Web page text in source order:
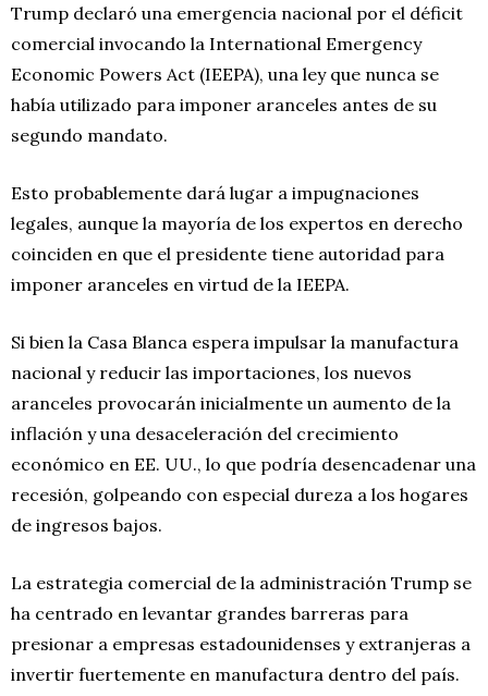
Trump declaró una emergencia nacional por el déficit
comercial invocando la International Emergency
Economic Powers Act (IEEPA), una ley que nunca se
había utilizado para imponer aranceles antes de su
segundo mandato.
Esto probablemente dará lugar a impugnaciones
legales, aunque la mayoría de los expertos en derecho
coinciden en que el presidente tiene autoridad para
imponer aranceles en virtud de la IEEPA.
Si bien la Casa Blanca espera impulsar la manufactura
nacional y reducir las importaciones, los nuevos
aranceles provocarán inicialmente un aumento de la
inflación y una desaceleración del crecimiento
económico en EE. UU., lo que podría desencadenar una
recesión, golpeando con especial dureza a los hogares
de ingresos bajos.
La estrategia comercial de la administración Trump se
ha centrado en levantar grandes barreras para
presionar a empresas estadounidenses y extranjeras a
invertir fuertemente en manufactura dentro del país.